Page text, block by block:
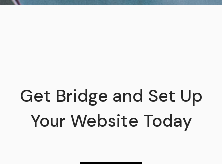
Get Bridge and Set Up
Your Website Today